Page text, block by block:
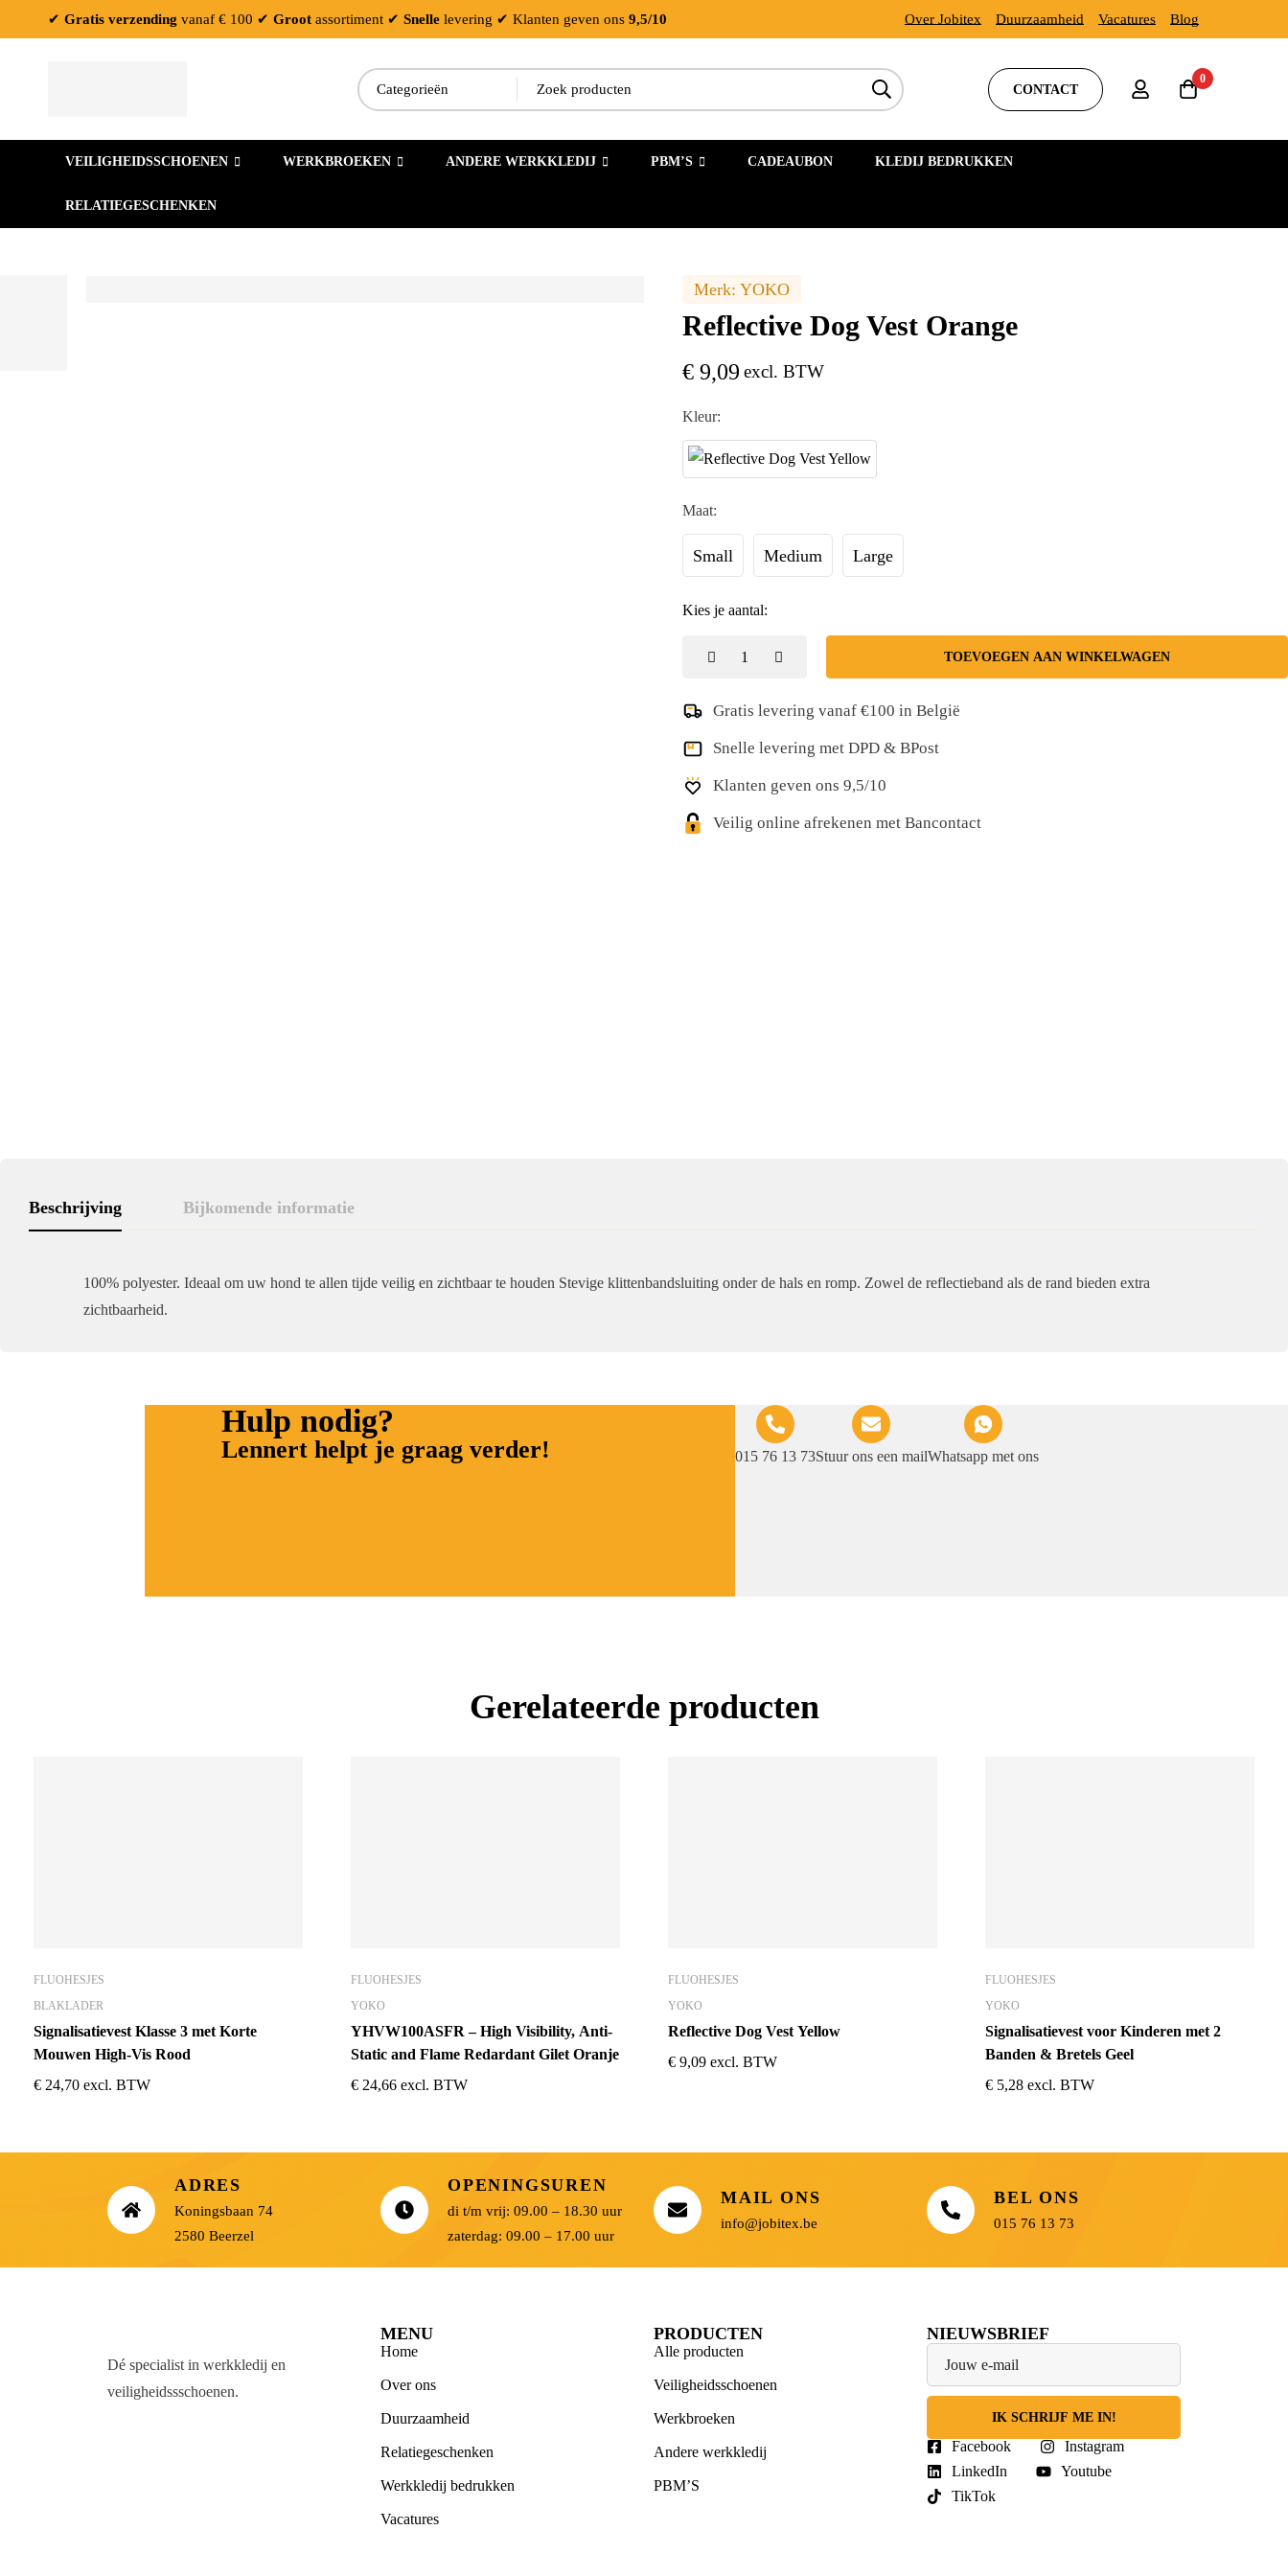
✔ Gratis verzending vanaf € 100 ✔ Groot assortiment ✔ Snelle levering ✔ Klanten geven ons 9,5/10 Over Jobitex Duurzaamheid Vacatures Blog
CONTACT
0
VEILIGHEIDSSCHOENEN WERKBROEKEN ANDERE WERKKLEDIJ PBM’S CADEAUBON KLEDIJ BEDRUKKEN
RELATIEGESCHENKEN
Merk: YOKO
Reflective Dog Vest Orange
€ 9,09 excl. BTW
Kleur:
Maat:
Small Medium Large
Kies je aantal:
TOEVOEGEN AAN WINKELWAGEN
Gratis levering vanaf €100 in België
Snelle levering met DPD & BPost
Klanten geven ons 9,5/10
Veilig online afrekenen met Bancontact
Beschrijving Bijkomende informatie
100% polyester. Ideaal om uw hond te allen tijde veilig en zichtbaar te houden Stevige klittenbandsluiting onder de hals en romp. Zowel de reflectieband als de rand bieden extra
zichtbaarheid.
Hulp nodig?
Lennert helpt je graag verder! 015 76 13 73Stuur ons een mailWhatsapp met ons
Gerelateerde producten
FLUOHESJES
BLAKLADER
Signalisatievest Klasse 3 met Korte
Mouwen High-Vis Rood
€ 24,70 excl. BTW
FLUOHESJES
YOKO
YHVW100ASFR – High Visibility, Anti-
Static and Flame Redardant Gilet Oranje
€ 24,66 excl. BTW
FLUOHESJES
YOKO
Reflective Dog Vest Yellow
€ 9,09 excl. BTW
FLUOHESJES
YOKO
Signalisatievest voor Kinderen met 2
Banden & Bretels Geel
€ 5,28 excl. BTW
ADRES
Koningsbaan 74
2580 Beerzel
OPENINGSUREN
di t/m vrij: 09.00 – 18.30 uur
zaterdag: 09.00 – 17.00 uur
MAIL ONS
info@jobitex.be
BEL ONS
015 76 13 73
Dé specialist in werkkledij en
veiligheidssschoenen.
MENU
Home
Over ons
Duurzaamheid
Relatiegeschenken
Werkkledij bedrukken
Vacatures
PRODUCTEN
Alle producten
Veiligheidsschoenen
Werkbroeken
Andere werkkledij
PBM’S
NIEUWSBRIEF
IK SCHRIJF ME IN!
Facebook
Instagram
LinkedIn
Youtube
TikTok